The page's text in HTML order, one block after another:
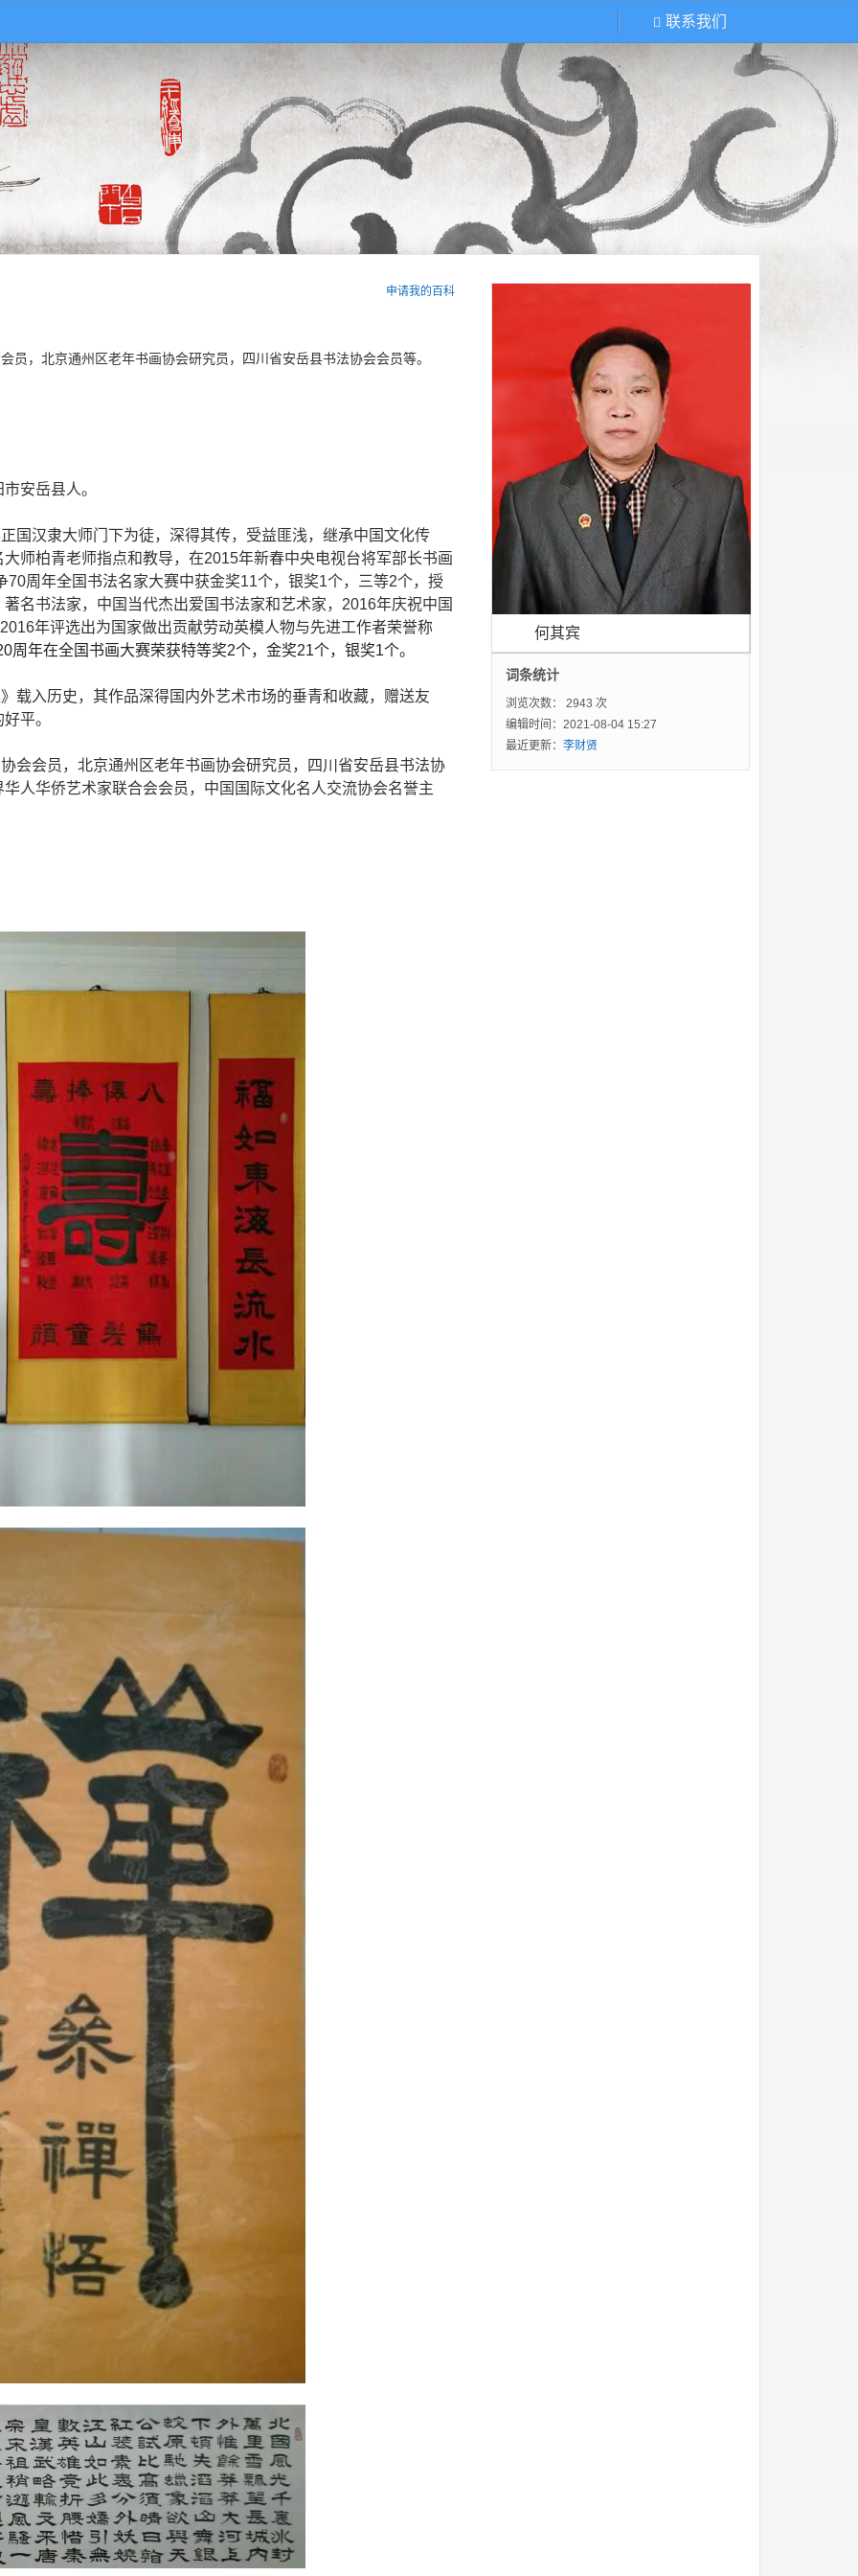
联系我们
何其宾
词条统计
浏览次数： 2943 次
编辑时间：2021-08-04 15:27
最近更新： 李财贤
申请我的百科
，北京通州区老年书画协会研究员，四川省安岳县书法协会会员等。
安岳县人。
国汉隶大师门下为徒，深得其传，受益匪浅，继承中国文化传
师柏青老师指点和教导，在2015年新春中央电视台将军部长书画
周年全国书法名家大赛中获金奖11个，银奖1个，三等2个，授
名书法家，中国当代杰出爱国书法家和艺术家，2016年庆祝中国
年评选出为国家做出贡献劳动英模人物与先进工作者荣誉称
周年在全国书画大赛荣获特等奖2个，金奖21个，银奖1个。
载入历史，其作品深得国内外艺术市场的垂青和收藏，赠送友
平。
会会员，北京通州区老年书画协会研究员，四川省安岳县书法协
人华侨艺术家联合会会员，中国国际文化名人交流协会名誉主